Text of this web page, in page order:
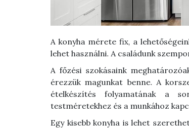
A konyha mérete fix, a
lehet használni. A családunk
A főzési szokásaink
érezzük magunkat benne. A
ételkészítés folyamatának a
testméretekhez és a munkához
Egy kisebb konyha is lehet